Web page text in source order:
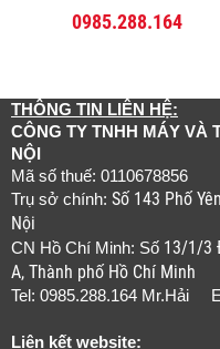
0985.288.164
THÔNG TIN LIÊN HỆ:
CÔNG TY TNHH MÁY VÀ
NỘI
Mã số thuế: 0110678856
Trụ sở chính: Số 143 Phố
Nội
CN Hồ Chí Minh: Số 13/1/3
A, Thành phố Hồ Chí Minh
Tel: 0985.288.164 Mr.Hải
Liên kết website: